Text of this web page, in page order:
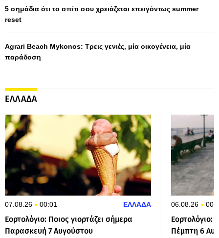
5 σημάδια ότι το σπίτι σου χρειάζεται επειγόντως summer
reset
Agrari Beach Mykonos: Τρεις γενιές, μία οικογένεια, μία
παράδοση
ΕΛΛΑΔΑ
07.08.26 00:01 ΕΛΛΑΔΑ
Εορτολόγιο: Ποιος γιορτάζει σήμερα
Παρασκευή 7 Αυγούστου
06.08.26
Εορτολόγιο:
Πέμπτη 6